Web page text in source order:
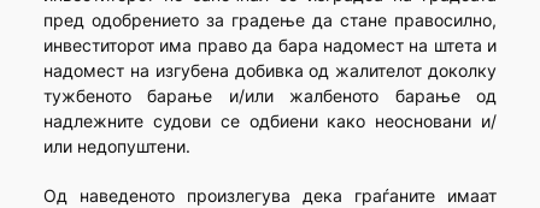
пред одобрението за градење да стане правосилно,
инвеститорот има право да бара надомест на штета и
надомест на изгубена добивка од жалителот доколку
тужбеното барање и/или жалбеното барање од
надлежните судови се одбиени како неосновани и/
или недопуштени.
Од наведеното произлегува дека граѓаните имаат